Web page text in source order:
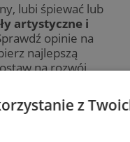
lubi śpiewać lub
artystyczne i
opinie na
najlepszą
na rozwój
im G.
z